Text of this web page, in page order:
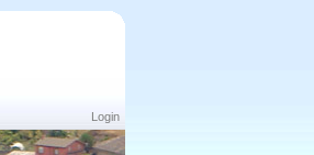
Login